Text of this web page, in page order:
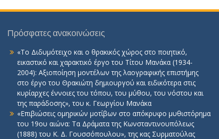
Πρόσφατες ανακοινώσεις
«Το Διδυμότειχο και ο θρακικός χώρος στο ποιητικό,
εικαστικό και χαρακτικό έργο του Τίτου Μανάκα (1934-
2004): Αξιοποίηση μοντέλων της λαογραφικής επιστήμης
στο έργο του Θρακιώτη δημιουργού και ειδικότερα στις
κυρίαρχες έννοιες του τόπου, του μύθου, του νόστου και
της παράδοσης», του κ. Γεωργίου Μανάκα
«Επιβιώσεις ομηρικών μοτίβων στο απόκρυφο μυθιστόρημα
του 19ου αιώνα: Τα Δράματα της Κωνσταντινουπόλεως
(1888) του Κ. Δ. Γουσσόπουλου», της κας Συρματούλας